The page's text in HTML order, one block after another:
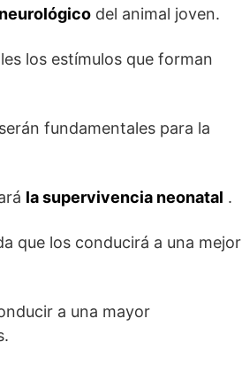
del animal joven.
los estímulos que forman
fundamentales para la
la supervivencia neonatal .
que los conducirá a una mejor
a una mayor